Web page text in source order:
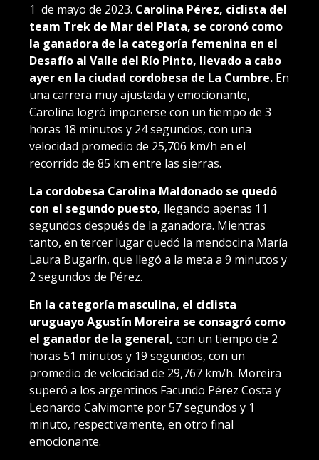
1 de mayo de 2023. Carolina Pérez, ciclista del
team Trek de Mar del Plata, se coronó como
la ganadora de la categoría femenina en el
Desafío al Valle del Río Pinto, llevado a cabo
ayer en la ciudad cordobesa de La Cumbre. En
una carrera muy ajustada y emocionante,
Carolina logró imponerse con un tiempo de 3
horas 18 minutos y 24 segundos, con una
velocidad promedio de 25,706 km/h en el
recorrido de 85 km entre las sierras.
La cordobesa Carolina Maldonado se quedó
con el segundo puesto, llegando apenas 11
segundos después de la ganadora. Mientras
tanto, en tercer lugar quedó la mendocina María
Laura Bugarín, que llegó a la meta a 9 minutos y
2 segundos de Pérez.
En la categoría masculina, el ciclista
uruguayo Agustín Moreira se consagró como
el ganador de la general, con un tiempo de 2
horas 51 minutos y 19 segundos, con un
promedio de velocidad de 29,767 km/h. Moreira
superó a los argentinos Facundo Pérez Costa y
Leonardo Calvimonte por 57 segundos y 1
minuto, respectivamente, en otro final
emocionante.